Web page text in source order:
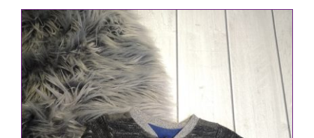
IN DEN WARENKORB DETAILS